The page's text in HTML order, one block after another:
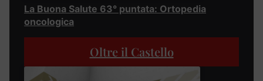
La Buona Salute 63° puntata: Ortopedia
oncologica
Oltre il Castello